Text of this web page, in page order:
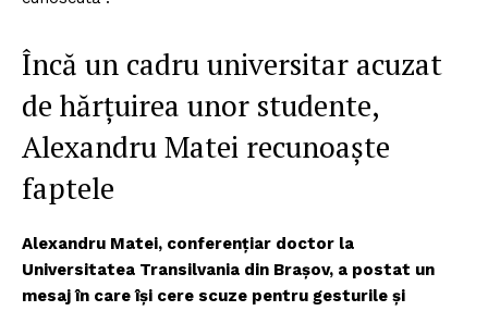
Încă un cadru universitar acuzat
de hărțuirea unor studente,
Alexandru Matei recunoaște
faptele
Alexandru Matei, conferențiar doctor la
Universitatea Transilvania din Brașov, a postat un
mesaj în care își cere scuze pentru gesturile și